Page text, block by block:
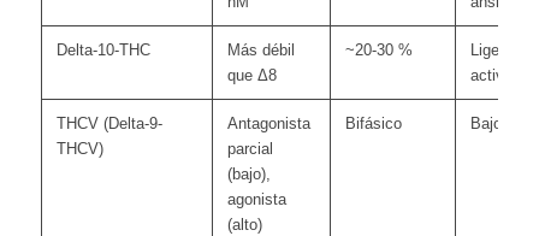
Delta-10-THC
Más débil
que Δ8
~20-30 %
Ligero –
activador
THCV (Delta-9-
THCV)
Antagonista
parcial
(bajo),
agonista
(alto)
Bifásico Bajo a